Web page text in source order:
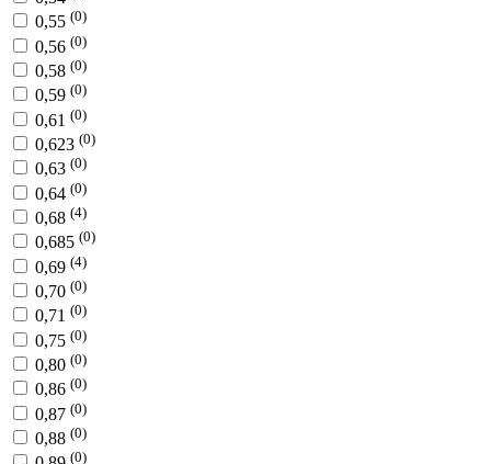
0,55 (0)
0,56 (0)
0,58 (0)
0,59 (0)
0,61 (0)
0,623 (0)
0,63 (0)
0,64 (0)
0,68 (4)
0,685 (0)
0,69 (4)
0,70 (0)
0,71 (0)
0,75 (0)
0,80 (0)
0,86 (0)
0,87 (0)
0,88 (0)
(0)